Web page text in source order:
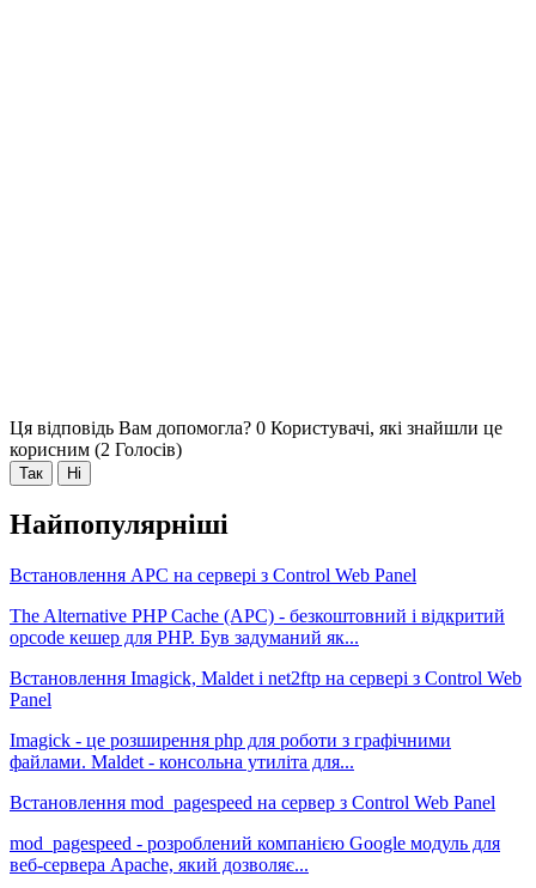
Ця відповідь Вам допомогла? 0 Користувачі, які знайшли це
корисним (2 Голосів)
Так Ні
Найпопулярніші
Встановлення APC на сервері з Control Web Panel
The Alternative PHP Cache (APC) - безкоштовний і відкритий
opcode кешер для PHP. Був задуманий як...
Встановлення Imagick, Maldet і net2ftp на сервері з Control Web
Panel
Imagick - це розширення php для роботи з графічними
файлами. Maldet - консольна утиліта для...
Встановлення mod_pagespeed на сервер з Control Web Panel
mod_pagespeed - розроблений компанією Google модуль для
веб-сервера Apache, який дозволяє...